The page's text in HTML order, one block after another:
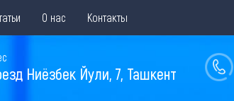
О нас Контакты
Ниёзбек Йули, 7, Ташкент